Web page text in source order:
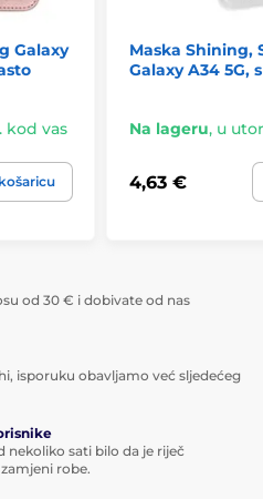
Galaxy
kod vas
Maska Shining,
Galaxy A34 5G,
Na lageru, u
4,63 €
od 30 € i dobivate od nas
isporuku obavljamo već sljedećeg
nekoliko sati bilo da je riječ
robe.